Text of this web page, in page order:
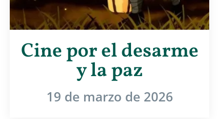
Cine por el desarme
y la paz
19 de marzo de 2026